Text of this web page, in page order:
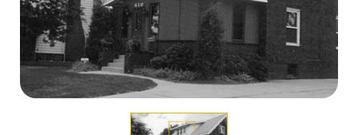
立了InVue 。
2015 年 成立品牌解决方案部门，与全球品牌合
作，为其特定需求提供定制解决方案。
2017 年InVue 在北卡罗来纳州夏洛特市成立新的
创新、质量、设计和服务中心 - 在夏洛特和中国设
立质量控制设施，使用定制设计的测试设备来模拟
2017 年InVue 发布了一整套软件 - Access
列，利用InVue的LIVE Access 应用程序，通过实
时控制和可操作的洞察力来全面管理上锁的商品。
2022InVue OnePOD 系列的最新产品上市。LIVE
OnePOD 是设备显示安全性和硬件智能的结合点。
2025InVue 加入全球领先的门禁解决方案提供商
领域的创新步伐。
立了InVue 。
2015 年 成立品牌解决方案部门，与全球品牌合
作，为其特定需求提供定制解决方案。
2017 年InVue 在北卡罗来纳州夏洛特市成立新的
创新、质量、设计和服务中心 - 在夏洛特和中国设
立质量控制设施，使用定制设计的测试设备来模拟
2017 年InVue 发布了一整套软件 - Access
列，利用InVue的LIVE Access 应用程序，通过实
时控制和可操作的洞察力来全面管理上锁的商品。
2022InVue OnePOD 系列的最新产品上市。LIVE
OnePOD 是设备显示安全性和硬件智能的结合点。
2025InVue 加入全球领先的门禁解决方案提供商
领域的创新步伐。
立了InVue 。
2015 年 成立品牌解决方案部门，与全球品牌合
作，为其特定需求提供定制解决方案。
2017 年InVue 在北卡罗来纳州夏洛特市成立新的
创新、质量、设计和服务中心 - 在夏洛特和中国设
立质量控制设施，使用定制设计的测试设备来模拟
2017 年InVue 发布了一整套软件 - Access
列，利用InVue的LIVE Access 应用程序，通过实
时控制和可操作的洞察力来全面管理上锁的商品。
2022InVue OnePOD 系列的最新产品上市。LIVE
OnePOD 是设备显示安全性和硬件智能的结合点。
2025InVue 加入全球领先的门禁解决方案提供商
领域的创新步伐。